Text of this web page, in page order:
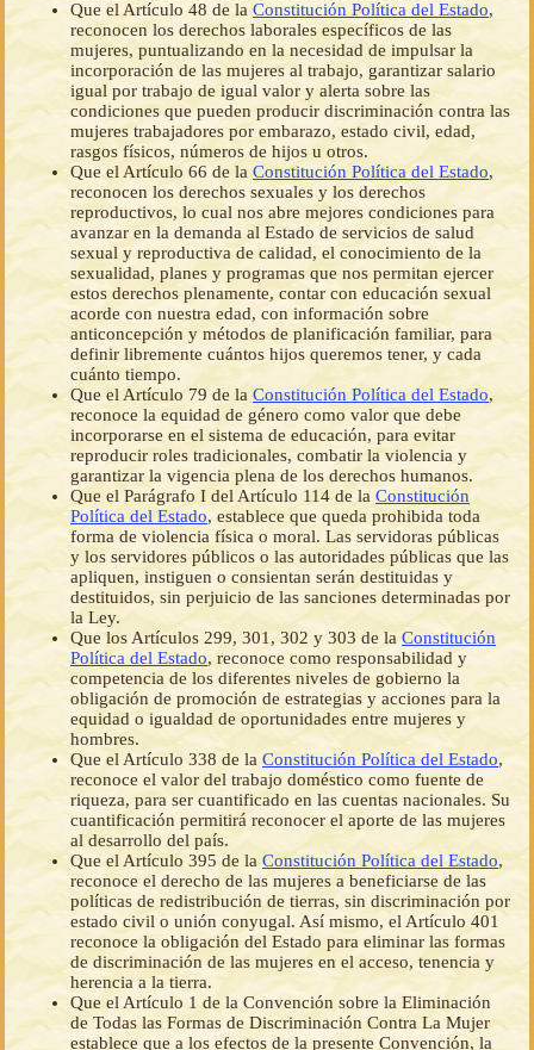
Que el Artículo 48 de la Constitución Política del Estado,
reconocen los derechos laborales específicos de las
mujeres, puntualizando en la necesidad de impulsar la
incorporación de las mujeres al trabajo, garantizar salario
igual por trabajo de igual valor y alerta sobre las
condiciones que pueden producir discriminación contra las
mujeres trabajadores por embarazo, estado civil, edad,
rasgos físicos, números de hijos u otros.
Que el Artículo 66 de la Constitución Política del Estado,
reconocen los derechos sexuales y los derechos
reproductivos, lo cual nos abre mejores condiciones para
avanzar en la demanda al Estado de servicios de salud
sexual y reproductiva de calidad, el conocimiento de la
sexualidad, planes y programas que nos permitan ejercer
estos derechos plenamente, contar con educación sexual
acorde con nuestra edad, con información sobre
anticoncepción y métodos de planificación familiar, para
definir libremente cuántos hijos queremos tener, y cada
cuánto tiempo.
Que el Artículo 79 de la Constitución Política del Estado,
reconoce la equidad de género como valor que debe
incorporarse en el sistema de educación, para evitar
reproducir roles tradicionales, combatir la violencia y
garantizar la vigencia plena de los derechos humanos.
Que el Parágrafo I del Artículo 114 de la Constitución
Política del Estado, establece que queda prohibida toda
forma de violencia física o moral. Las servidoras públicas
y los servidores públicos o las autoridades públicas que las
apliquen, instiguen o consientan serán destituidas y
destituidos, sin perjuicio de las sanciones determinadas por
la Ley.
Que los Artículos 299, 301, 302 y 303 de la Constitución
Política del Estado, reconoce como responsabilidad y
competencia de los diferentes niveles de gobierno la
obligación de promoción de estrategias y acciones para la
equidad o igualdad de oportunidades entre mujeres y
hombres.
Que el Artículo 338 de la Constitución Política del Estado,
reconoce el valor del trabajo doméstico como fuente de
riqueza, para ser cuantificado en las cuentas nacionales. Su
cuantificación permitirá reconocer el aporte de las mujeres
al desarrollo del país.
Que el Artículo 395 de la Constitución Política del Estado,
reconoce el derecho de las mujeres a beneficiarse de las
políticas de redistribución de tierras, sin discriminación por
estado civil o unión conyugal. Así mismo, el Artículo 401
reconoce la obligación del Estado para eliminar las formas
de discriminación de las mujeres en el acceso, tenencia y
herencia a la tierra.
Que el Artículo 1 de la Convención sobre la Eliminación
de Todas las Formas de Discriminación Contra La Mujer
establece que a los efectos de la presente Convención, la